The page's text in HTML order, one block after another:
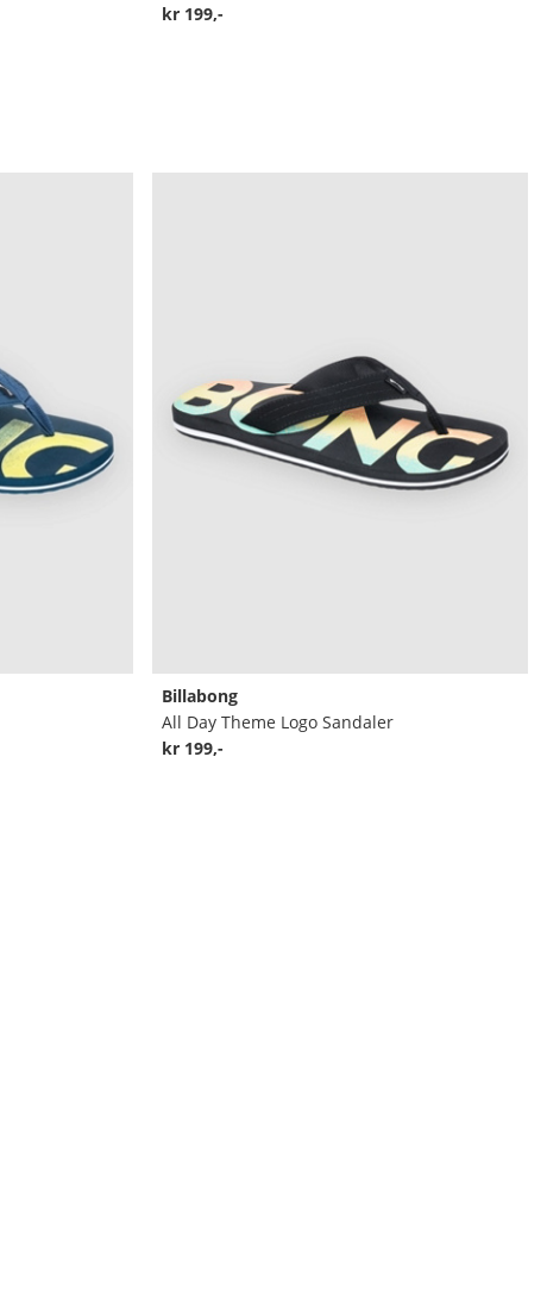
kr 199,-
Billabong
All Day Theme Logo Sandaler
kr 199,-